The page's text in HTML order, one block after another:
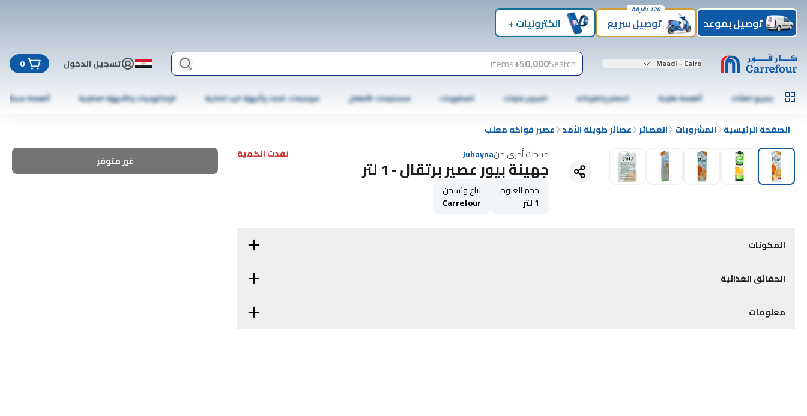
توصيل بموعد توصيل سريع
120 دقيقة
الكترونيات +
Maadi - Cairo
Search
50,000+
items تسجيل الدخول 0
جميع الفئات أطعمة طازجة الخضار والفواكه السوبر ماركت المشروبات مستلزمات الأطفال موبايلات، تابلت وأجهزة اليد الذكية الإلكترونيات والأجهزة المنزلية أطعمة مجمّدة
الصفحة الرئيسية المشروبات العصائر عصائر طويلة الأمد عصير فواكه معلب
منتجات أُخرى منJuhayna نفدت الكمية
جهينة بيور عصير برتقال - 1 لتر
حجم العبوة
1 لتر
يباع ويُشحن
Carrefour
غير متوفر
المكونات
الحقائق الغذائية
معلومات